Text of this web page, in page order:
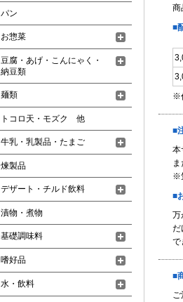
商
■
※
■
本
※
■
万
だ
で
■
パン
お惣菜
豆腐・あげ・こんにゃく・
納豆類
麺類
トコロ天・モズク 他
牛乳・乳製品・たまご
煉製品
デザート・チルド飲料
漬物・煮物
基礎調味料
嗜好品
水・飲料